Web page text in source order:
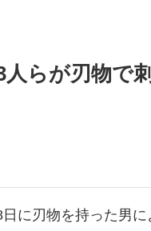
らが刃物で
に刃物を持った男